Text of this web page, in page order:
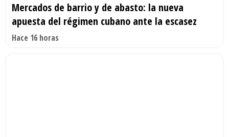
Mercados de barrio y de abasto: la nueva
apuesta del régimen cubano ante la escasez
Hace 16 horas